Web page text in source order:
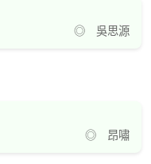
◎ 吳思源
◎ 昂嘯